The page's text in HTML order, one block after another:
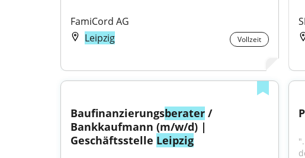
FamiCord AG
Leipzig
Vollzeit
Baufinanzierungsberater /
Bankkaufmann (m/w/d) |
Geschäftsstelle Leipzig